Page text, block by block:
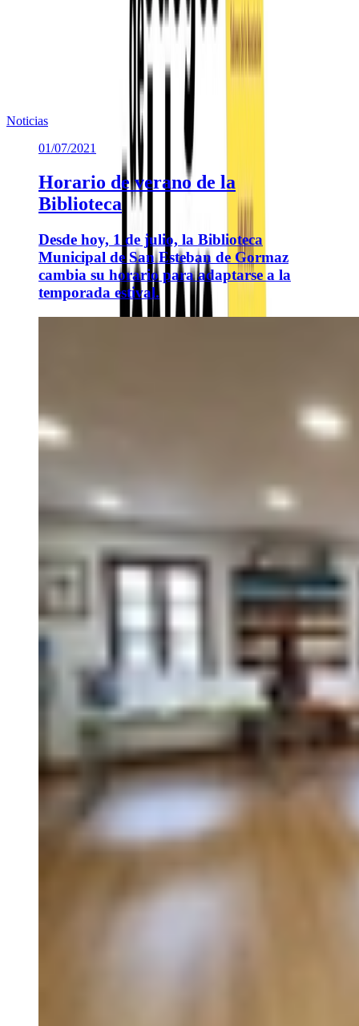
ORGANIZA: Asociación Cultural la Tanguilla
Te puede interesar
Noticias similares sobre la localidad.
Noticias
01/07/2021
Horario de verano de la
Biblioteca
Desde hoy, 1 de julio, la Biblioteca
Municipal de San Esteban de Gormaz
cambia su horario para adaptarse a la
temporada estival.